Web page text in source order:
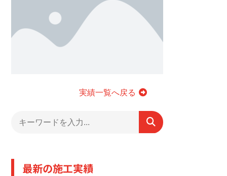
実績一覧へ戻る
最新の施工実績